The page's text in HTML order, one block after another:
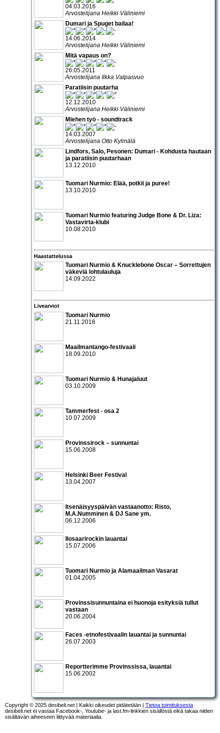
04.03.2016
Arvostelijana Heikki Väliniemi
Dumari ja Spuget bailaa!
14.06.2014
Arvostelijana Heikki Väliniemi
Mitä vapaus on?
26.05.2011
Arvostelijana Ilkka Valpasvuo
Paratiisin puutarha
12.12.2010
Arvostelijana Heikki Väliniemi
Miehen työ - soundtrack
14.03.2007
Arvostelijana Otto Kylmälä
Lindfors, Salo, Pesonen: Dumari - Kohdusta hautaan
ja paratiisin puutarhaan
13.12.2010
Tuomari Nurmio: Elää, potkii ja puree!
13.10.2010
Tuomari Nurmio featuring Judge Bone & Dr. Liza:
Vastavirta-klubi
10.08.2010
Haastattelussa
Tuomari Nurmio & Knucklebone Oscar – Sorrettujen
väkeviä lohtulauluja
14.09.2022
Livearviot
Tuomari Nurmio
21.11.2018
Maailmantango-festivaali
18.09.2010
Tuomari Nurmio & Hunajaluut
03.10.2009
Tammerfest - osa 2
10.07.2009
Provinssirock – sunnuntai
15.06.2008
Helsinki Beer Festival
13.04.2007
Itsenäisyyspäivän vastaanotto: Risto,
M.A.Numminen & DJ Sane ym.
06.12.2006
Ilosaarirockin lauantai
15.07.2006
Tuomari Nurmio ja Alamaailman Vasarat
01.04.2005
Provinssisunnuntaina ei huonoja esityksiä tullut
vastaan
20.06.2004
Faces -etnofestivaalin lauantai ja sunnuntai
26.07.2003
Reportterimme Provinssissa, lauantai
15.06.2002
Copyright © 2025 desibeli.net | Kaikki oikeudet pidätetään | Tietoa toimituksesta
desibeli.net ei vastaa Facebook-, Youtube- ja last.fm-linkkien sisällöstä eikä takaa niiden
sisältävän aiheeseen liittyvää materiaalia.